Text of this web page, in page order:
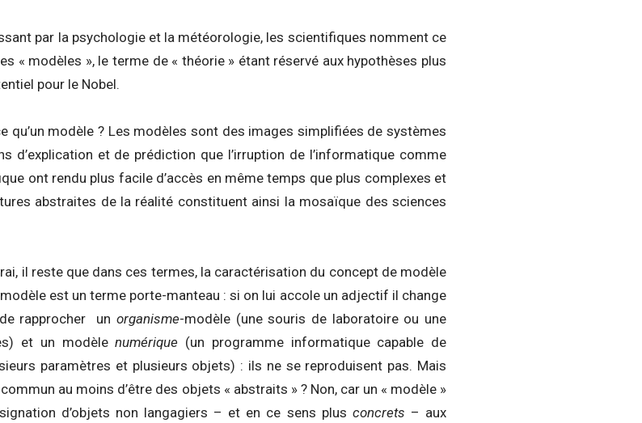
par la psychologie et la météorologie, les scientifiques nomment ce
« modèles », le terme de « théorie » étant réservé aux hypothèses plus
pour le Nobel.
qu’un modèle ? Les modèles sont des images simplifiées de systèmes
d’explication et de prédiction que l’irruption de l’informatique comme
ont rendu plus facile d’accès en même temps que plus complexes et
abstraites de la réalité constituent ainsi la mosaïque des sciences
il reste que dans ces termes, la caractérisation du concept de modèle
est un terme porte-manteau : si on lui accole un adjectif il change
rapprocher unorganisme-modèle (une souris de laboratoire ou une
et un modèlenumérique (un programme informatique capable de
paramètres et plusieurs objets) : ils ne se reproduisent pas. Mais
au moins d’être des objets « abstraits » ? Non, car un « modèle »
d’objets non langagiers – et en ce sens plus concrets – aux